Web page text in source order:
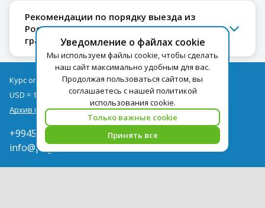
Рекомендации по порядку выезда из
России за границу несовершеннолетних
граждан РФУведомление о файлах cookie
Мы используем файлы cookie, чтобы сделать
наш сайт максимально удобным для вас.
Продолжая пользоваться сайтом, вы
соглашаетесь с нашей политикой
использования cookie.
Только важные cookie
Принять все
Курс оплаты туров на 08.08
USD = 1,71
EUR = 1,97
Архив курсов
+994502285435
info@pegast.az